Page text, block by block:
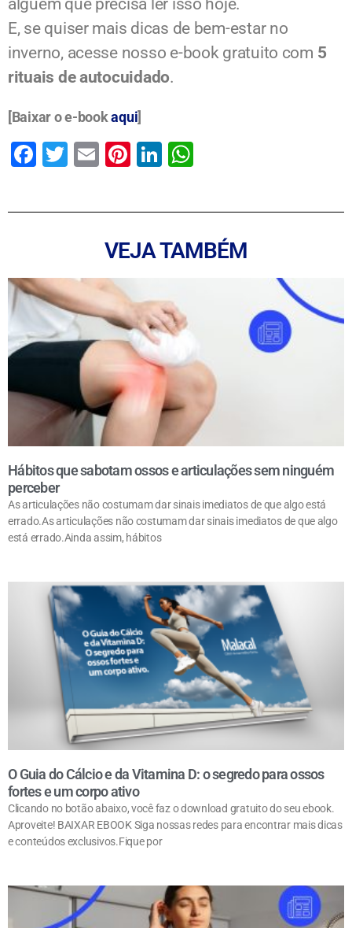
alguém que precisa ler isso hoje.
E, se quiser mais dicas de bem-estar no
inverno, acesse nosso e-book gratuito com 5
rituais de autocuidado.
[Baixar o e-bookaqui]
F
c
o
o
k
T
tt
E
ai
Pi
er
st
Li
k
dI
at
A
VEJA TAMBÉM
Hábitos que sabotam ossos e articulações sem ninguém
perceber
As articulações não costumam dar sinais imediatos de que algo está
errado.As articulações não costumam dar sinais imediatos de que algo
está errado.Ainda assim, hábitos
O Guia do Cálcio e da Vitamina D: o segredo para ossos
fortes e um corpo ativo
Clicando no botão abaixo, você faz o download gratuito do seu ebook.
Aproveite! BAIXAR EBOOK Siga nossas redes para encontrar mais dicas
e conteúdos exclusivos.Fique por